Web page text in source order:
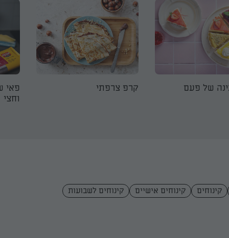
של פעם
קרפ צרפתי
וחצי
קינוחים קינוחים אישיים קינוחים לשבועות